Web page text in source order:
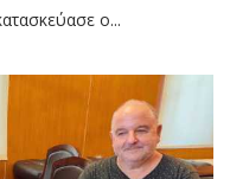
ο...